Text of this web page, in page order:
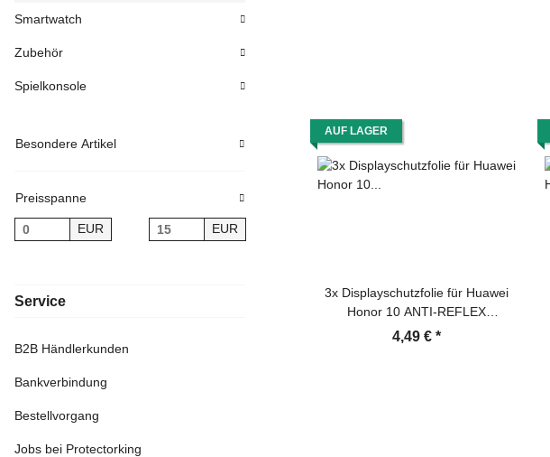
AUF LAGER
3x Displayschutzfolie für Huawei
Honor 10 ANTI-REFLEX
Displayfolie MATT
4,49 € *
Smartwatch
Zubehör
Spielkonsole
Besondere Artikel
Preisspanne
EUR EUR
Service
B2B Händlerkunden
Bankverbindung
Bestellvorgang
Jobs bei Protectorking